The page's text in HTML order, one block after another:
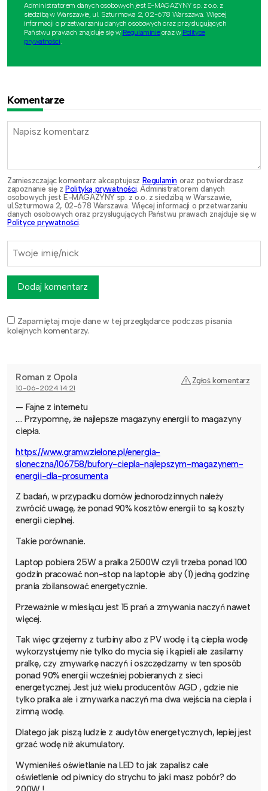
Administratorem danych osobowych jest E-MAGAZYNY sp. z o.o. z
siedzibą w Warszawie, ul. Szturmowa 2, 02-678 Warszawa. Więcej
informacji o przetwarzaniu danych osobowych oraz przysługujących
Państwu prawach znajduje się w Regulaminieoraz w Polityce
prywatności.
Komentarze
Zamieszczając komentarz akceptujesz Regulamin oraz potwierdzasz
zapoznanie się zPolityką prywatności . Administratorem danych
osobowych jest E-MAGAZYNY sp. z o.o. z siedzibą w Warszawie,
ul.Szturmowa 2, 02-678 Warszawa. Więcej informacji o przetwarzaniu
danych osobowych oraz przysługujących Państwu prawach znajduje się w
Polityce prywatności
Zapamiętaj moje dane w tej przeglądarce podczas pisania
kolejnych komentarzy.
Dodaj komentarz
Roman z Opola
10-06-2024 14:21
Zgłoś komentarz
— Fajne z internetu
…. Przypomnę, że najlepsze magazyny energii to magazyny
ciepła.
https://www.gramwzielone.pl/energia-
sloneczna/106758/bufory-ciepla-najlepszym-magazynem-
energii-dla-prosumenta
Z badań, w przypadku domów jednorodzinnych należy
zwrócić uwagę, że ponad 90% kosztów energii to są koszty
energii cieplnej.
Takie porównanie.
Laptop pobiera 25W a pralka 2500W czyli trzeba ponad 100
godzin pracować non-stop na laptopie aby (1) jedną godzinę
prania zbilansować energetycznie.
Przeważnie w miesiącu jest 15 prań a zmywania naczyń nawet
więcej.
Tak więc grzejemy z turbiny albo z PV wodę i tą ciepła wodę
wykorzystujemy nie tylko do mycia się i kąpieli ale zasilamy
pralkę, czy zmywarkę naczyń i oszczędzamy w ten sposób
ponad 90% energii wcześniej pobieranych z sieci
energetycznej. Jest już wielu producentów AGD , gdzie nie
tylko pralka ale i zmywarka naczyń ma dwa wejścia na ciepła i
zimną wodę.
Dlatego jak piszą ludzie z audytów energetycznych, lepiej jest
grzać wodę niż akumulatory.
Wymieniłeś oświetlanie na LED to jak zapalisz całe
oświetlenie od piwnicy do strychu to jaki masz pobór? do